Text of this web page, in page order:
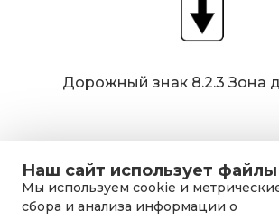
Наш сайт использует
Мы используем cookie и
сбора и анализа информации о
Дорожный знак 8.2.3 Зона